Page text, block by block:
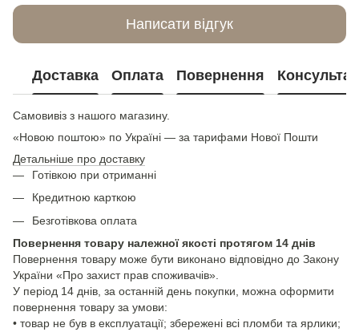
Написати відгук
Доставка Оплата Повернення
Самовивіз з нашого магазину.
«Новою поштою» по Україні — за тарифами Нової Пошти
Детальніше про доставку
Готівкою при отриманні
Кредитною карткою
Безготівкова оплата
Повернення товару належної якості протягом 14 днів
Повернення товару може бути виконано відповідно до Закону
України «Про захист прав споживачів».
У період 14 днів, за останній день покупки, можна оформити
повернення товару за умови:
• товар не був в експлуатації; збережені всі пломби та ярлики;